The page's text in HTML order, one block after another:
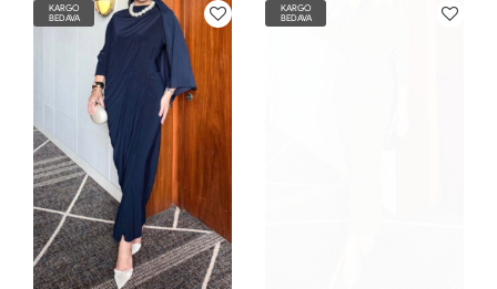
KARGO
BEDAVA
KARGO
BEDAVA